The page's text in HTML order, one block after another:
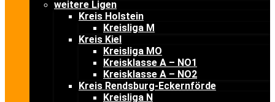
weitere Ligen
Kreis Holstein
Kreisliga M
Kreis Kiel
Kreisliga MO
Kreisklasse A – NO1
Kreisklasse A – NO2
Kreis Rendsburg-Eckernförde
Kreisliga N